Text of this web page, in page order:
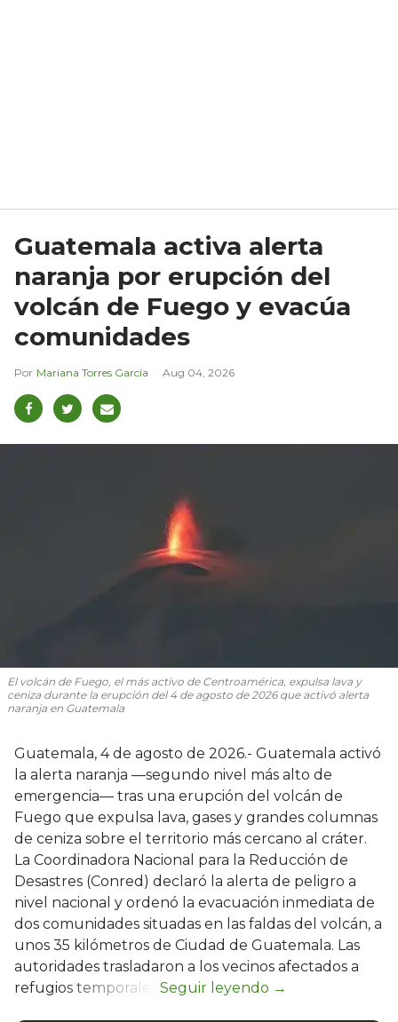
Guatemala activa alerta
naranja por erupción del
volcán de Fuego y evacúa
comunidades
Mariana Torres García Aug 04, 2026
El volcán de Fuego, el más activo de Centroamérica, expulsa lava y
ceniza durante la erupción del 4 de agosto de 2026 que activó alerta
naranja en Guatemala
Guatemala, 4 de agosto de 2026.- Guatemala activó
la alerta naranja —segundo nivel más alto de
emergencia— tras una erupción del volcán de
Fuego que expulsa lava, gases y grandes columnas
de ceniza sobre el territorio más cercano al cráter.
La Coordinadora Nacional para la Reducción de
Desastres (Conred) declaró la alerta de peligro a
nivel nacional y ordenó la evacuación inmediata de
dos comunidades situadas en las faldas del volcán, a
unos 35 kilómetros de Ciudad de Guatemala. Las
autoridades trasladaron a los vecinos afectados a
refugios temporales.